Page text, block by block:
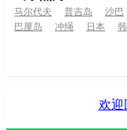
马尔代夫 普吉岛
沙巴
巴厘岛
冲绳 日本
欢